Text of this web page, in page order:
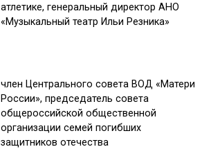
атлетике, генеральный директор АНО
«Музыкальный театр Ильи Резника»
член Центрального совета ВОД «Матери
России», председатель совета
общероссийской общественной
организации семей погибших
защитников отечества